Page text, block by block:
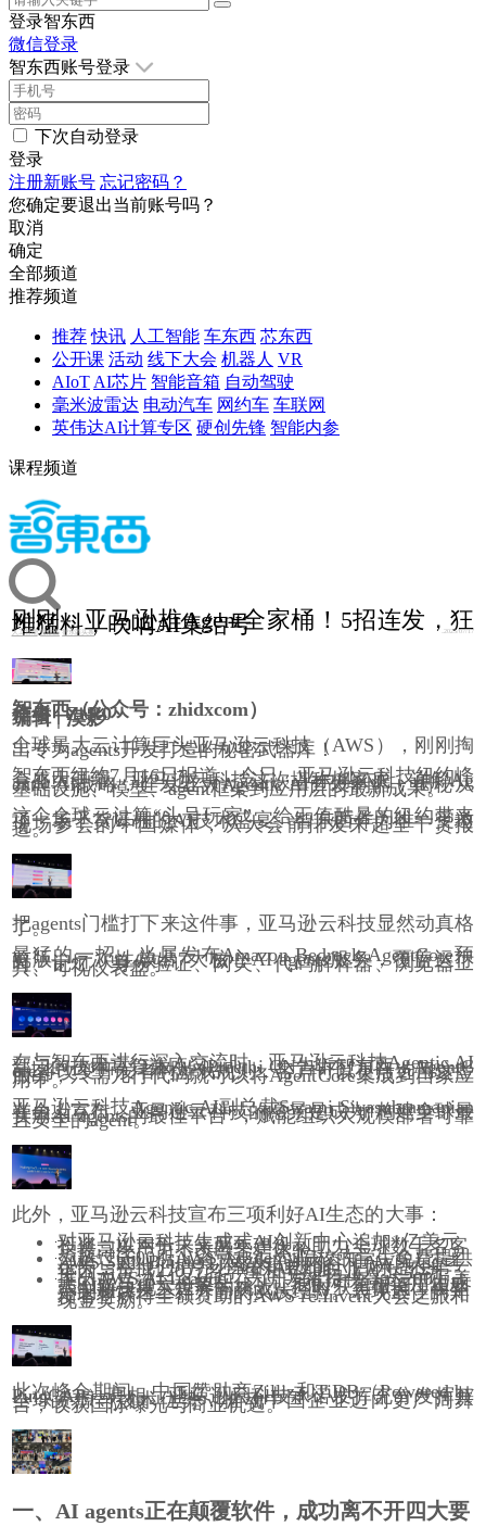
登录智东西
微信登录
智东西账号登录
下次自动登录
登录
注册新账号 忘记密码？
您确定要退出当前账号吗？
取消
确定
全部频道
推荐频道
推荐 快讯 人工智能 车东西 芯东西
公开课 活动 线下大会 机器人 VR
AIoT AI芯片 智能音箱 自动驾驶
毫米波雷达 电动汽车 网约车 车联网
英伟达AI计算专区 硬创先锋 智能内参
课程频道
刚刚，亚马逊推Agent全家桶！5招连发，狂
堆猛料，吹响AI集结号
人工智能 智东西 智东西头条 2025/07/17
智东西（公众号：zhidxcom）
作者 | ZeR0
编辑 | 漠影
全球最大云计算巨头亚马逊云科技（AWS） ，刚刚掏
出专为agents开发打造的秘密武器库！
智东西纽约7月16日报道，今日，亚马逊云科技纽约峰
会盛大开幕。亚马逊云科技这次堪称掏家底，详解Ag
entic AI战略，连发五大Agentic AI开发利器，揭秘从
基础设施、模型、agent框架到应用层的最新成果。
这个全球云计算“头号玩家”，给正值酷暑的纽约带来
了一场干货爆棚的AI技术盛宴。智东西作为唯一受邀
现场参会的中国媒体，从大会前排发来超全干货报
道。
把agents门槛打下来这件事，亚马逊云科技显然动真格
了。
最猛的一招，当属发布Amazon Bedrock AgentCore预
览版，一次性放出7大核心AI agents服务，覆盖运行
时、记忆、身份验证、网关、代码解释器、浏览器工
具、可视仪表盘。
在与智东西进行深入交流时，亚马逊云科技Agentic AI
部门的技术高管兼顾问Preethi CN告诉智东西，AgentC
ore将改变开发者的游戏规则，客户可以灵活选用这些
服务，只需几行代码就可以将AgentCore集成到自家应
用中。
亚马逊云科技Agentic AI副总裁Swami Sivasubramanian
在会上宣布，亚马逊云科技的愿景是成为“构建全球最
实用AI agents的最佳平台”，赋能组织大规模部署可靠
且安全的agent。
此外，亚马逊云科技宣布三项利好AI生态的大事：
对亚马逊云科技生成式AI创新中心追加1亿美元
投资，以用于未来两年建设，助力全球数千名客
户提高生产力，改善客户体验。
为超过6600所AWS Academy院校的学生免费提供
AWS Skill Builder订阅级培训内容和AWS认证考
试券，帮他们培养必备的AI技能。目标是在第一
年内与全球270万名学生和早期职业人士互动。
推出AWS AI League，为开发者提供高达200万美
元的亚马逊云科技积分，让他们可竞相运用生成
式AI解决现实世界的挑战，同时获得微调、模型
定制和快速工程方面的实践经验。表现最佳的开
发者将获得全额资助的AWS re:Invent大会之旅和
现金奖励。
此次峰会期间，中国赞助商Zilliz和TiDB（Powered by
PingCAP）亮相。亚马逊云科技承诺发挥充分发挥其
全球资源与技术优势，推动中国企业迈向更广阔舞
台，收获国际曝光与商业机遇。
一、AI agents正在颠覆软件，成功离不开四大要